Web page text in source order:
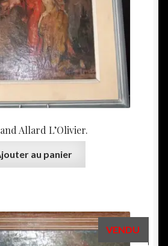
Allard L’Olivier.
au panier
VENDU